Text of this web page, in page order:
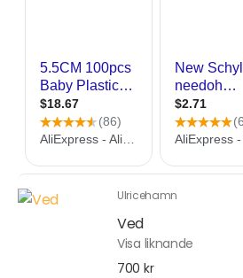
Ulricehamn
Ved
Visa liknande
700 kr